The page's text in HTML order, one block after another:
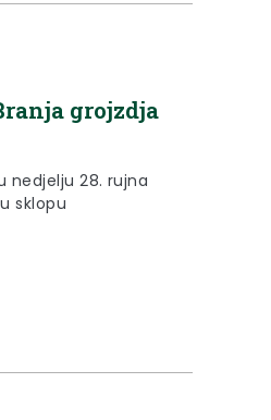
grojzdja
nedjelju 28. rujna
sklopu